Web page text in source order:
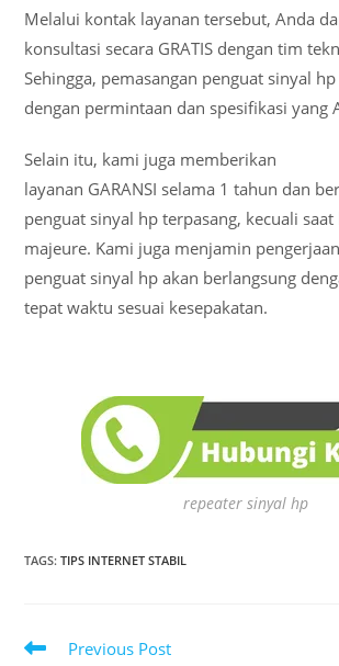
Melalui kontak layanan tersebut, Anda
konsultasi secara GRATIS dengan tim
Sehingga, pemasangan penguat sinyal
dengan permintaan dan spesifikasi yang
Selain itu, kami juga memberikan
layanan GARANSI selama 1 tahun dan
penguat sinyal hp terpasang, kecuali
majeure. Kami juga menjamin
penguat sinyal hp akan berlangsung
tepat waktu sesuai kesepakatan.
repeater sinyal hp
TAGS:TIPS INTERNET STABIL
Read
Previous Post